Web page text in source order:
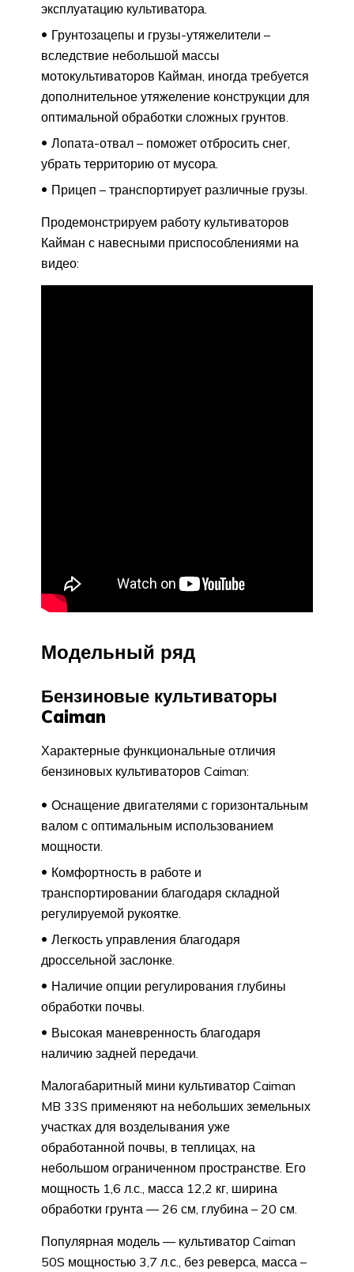
эксплуатацию культиватора.
Грунтозацепы и грузы-утяжелители –
вследствие небольшой массы
мотокультиваторов Кайман, иногда требуется
дополнительное утяжеление конструкции для
оптимальной обработки сложных грунтов.
Лопата-отвал – поможет отбросить снег,
убрать территорию от мусора.
Прицеп – транспортирует различные грузы.
Продемонстрируем работу культиваторов
Кайман с навесными приспособлениями на
видео:
Модельный ряд
Бензиновые культиваторы
Caiman
Характерные функциональные отличия
бензиновых культиваторов Caiman:
Оснащение двигателями с горизонтальным
валом с оптимальным использованием
мощности.
Комфортность в работе и
транспортировании благодаря складной
регулируемой рукоятке.
Легкость управления благодаря
дроссельной заслонке.
Наличие опции регулирования глубины
обработки почвы.
Высокая маневренность благодаря
наличию задней передачи.
Малогабаритный мини культиватор Caiman
MB 33S применяют на небольших земельных
участках для возделывания уже
обработанной почвы, в теплицах, на
небольшом ограниченном пространстве. Его
мощность 1,6 л.с., масса 12,2 кг, ширина
обработки грунта — 26 см, глубина – 20 см.
Популярная модель — культиватор Caiman
50S мощностью 3,7 л.с., без реверса, масса –